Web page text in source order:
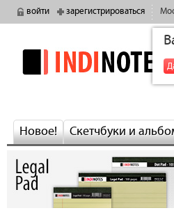
войти зарегистрироваться
indinotes
Новое! Скетчбуки и